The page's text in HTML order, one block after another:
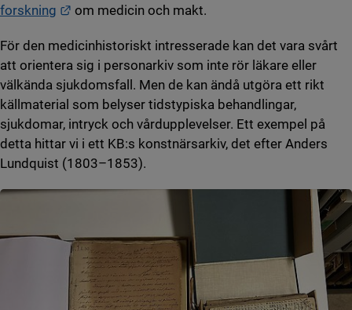
forskning
Länk till annan webbplats.
om medicin och makt.
För den medicinhistoriskt intresserade kan det vara svårt
att orientera sig i personarkiv som inte rör läkare eller
välkända sjukdomsfall. Men de kan ändå utgöra ett rikt
källmaterial som belyser tidstypiska behandlingar,
sjukdomar, intryck och vårdupplevelser. Ett exempel på
detta hittar vi i ett KB:s konstnärsarkiv, det efter Anders
Lundquist (1803–1853).